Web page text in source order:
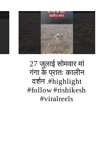
27 जुलाई सोमवार मां
गंगा के प्रातः कालीन
दर्शन .#highlight
#follow #rishikesh
#viralreels